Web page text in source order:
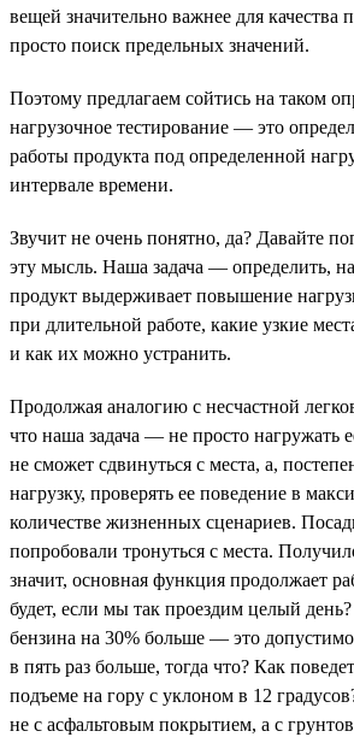
вещей значительно важнее для качества
просто поиск предельных значений.
Поэтому предлагаем сойтись на таком
нагрузочное тестирование — это
работы продукта под определенной
интервале времени.
Звучит не очень понятно, да? Давайте
эту мысль. Наша задача — определить,
продукт выдерживает повышение
при длительной работе, какие узкие
и как их можно устранить.
Продолжая аналогию с несчастной
что наша задача — не просто нагружать
не сможет сдвинуться с места, а,
нагрузку, проверять ее поведение в
количестве жизненных сценариев.
попробовали тронуться с места.
значит, основная функция продолжает
будет, если мы так проездим целый
бензина на 30% больше — это
в пять раз больше, тогда что? Как
подъеме на гору с уклоном в 12
не с асфальтовым покрытием, а с